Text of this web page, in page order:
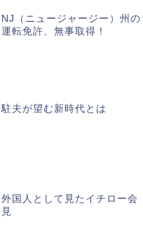
NJ（ニュージャージー）州の
運転免許、無事取得！
駐夫が望む新時代とは
外国人として見たイチロー会
見